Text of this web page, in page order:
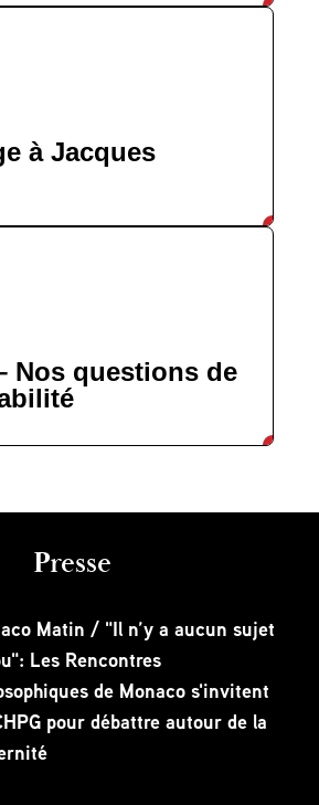
à Jacques
Nos questions de
Presse
Matin / "Il n’y a aucun sujet
Les Rencontres
de Monaco s'invitent
pour débattre autour de la